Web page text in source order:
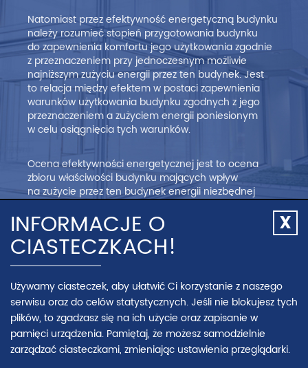
Technologii
Natomiast przez efektywność energetyczną budynku
należy rozumieć stopień przygotowania budynku
do zapewnienia komfortu jego użytkowania zgodnie
z przeznaczeniem przy jednoczesnym możliwie
najniższym zużyciu energii przez ten budynek. Jest
to relacja między efektem w postaci zapewnienia
warunków użytkowania budynku zgodnych z jego
przeznaczeniem a zużyciem energii poniesionym
w celu osiągnięcia tych warunków.
Ocena efektywności energetycznej jest to ocena
zbioru właściwości budynku mających wpływ
na zużycie przez ten budynek energii niezbędnej
do jego użytkowania, obejmująca m.in. ocenę
izolacyjności cieplnej przegród budynku, zużycia
nośników energii oraz sprawności zastosowanych
w nim instalacji i urządzeń. Oceny energetycznej
POPRZEDNIA
NASTĘPNA
INFORMACJE O
CIASTECZKACH!
Używamy ciasteczek, aby ułatwić Ci korzystanie z naszego
serwisu oraz do celów statystycznych. Jeśli nie blokujesz tych
plików, to zgadzasz się na ich użycie oraz zapisanie w
pamięci urządzenia. Pamiętaj, że możesz samodzielnie
zarządzać ciasteczkami, zmieniając ustawienia przeglądarki.